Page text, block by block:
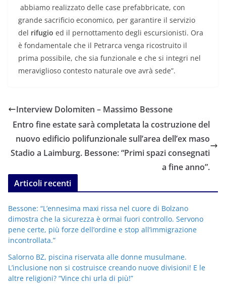
abbiamo realizzato delle case prefabbricate, con
grande sacrificio economico, per garantire il servizio
del rifugio ed il pernottamento degli escursionisti. Ora
è fondamentale che il Petrarca venga ricostruito il
prima possibile, che sia funzionale e che si integri nel
meraviglioso contesto naturale ove avrà sede”.
Interview Dolomiten – Massimo Bessone
Entro fine estate sarà completata la costruzione del
nuovo edificio polifunzionale sull’area dell’ex maso
Stadio a Laimburg. Bessone: “Primi spazi consegnati
a fine anno”.
Articoli recenti
Bessone: “L’ennesima maxi rissa nel cuore di Bolzano
dimostra che la sicurezza è ormai fuori controllo. Servono
pene certe, più forze dell’ordine e stop all’immigrazione
incontrollata.”
Salorno BZ, piscina riservata alle donne musulmane.
L’inclusione non si costruisce creando nuove divisioni! E le
altre religioni? “Vince chi urla di più!”